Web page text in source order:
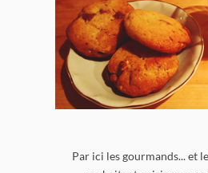
Par ici les gourmands... et